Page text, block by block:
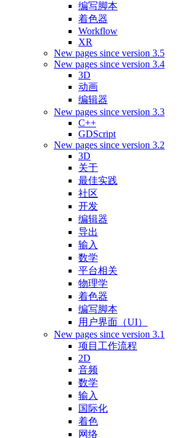
编写脚本
着色器
Workflow
XR
New pages since version 3.5
New pages since version 3.4
3D
动画
编辑器
New pages since version 3.3
C++
GDScript
New pages since version 3.2
3D
关于
最佳实践
社区
开发
编辑器
导出
输入
数学
平台相关
物理学
着色器
编写脚本
用户界面（UI）
New pages since version 3.1
项目工作流程
2D
音频
数学
输入
国际化
着色
网络